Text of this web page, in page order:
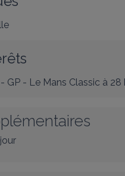
GP - Le Mans Classic à 28